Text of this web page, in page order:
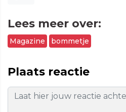
Lees meer over:
Magazine bommetje
Plaats reactie